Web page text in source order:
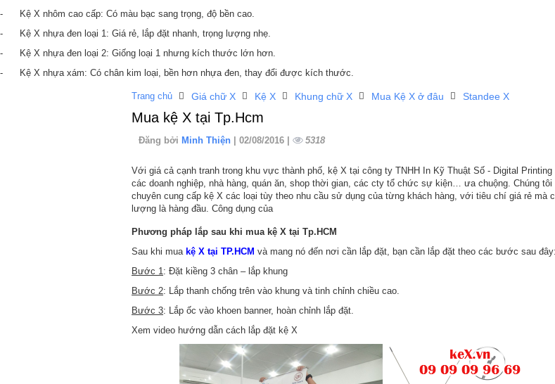
- Kệ X nhôm cao cấp: Có màu bạc sang trọng, độ bền cao.
- Kệ X nhựa đen loại 1: Giá rẻ, lắp đặt nhanh, trọng lượng nhẹ.
- Kệ X nhựa đen loại 2: Giống loại 1 nhưng kích thước lớn hơn.
- Kệ X nhựa xám: Có chân kim loại, bền hơn nhựa đen, thay đổi được kích thước.
Trang chủ Giá chữ X Kệ X Khung chữ X Mua Kệ X ở đâu Standee X
Mua kệ X tại Tp.Hcm
Đăng bởi Minh Thiện | 02/08/2016 | 5318
Với giá cả cạnh tranh trong khu vực thành phố, kệ X tại công ty TNHH In Kỹ Thuật Số - Digital
các doanh nghiệp, nhà hàng, quán ăn, shop thời gian, các cty tổ chức sự kiện… ưa chuộng. Chúng tôi
chuyên cung cấp kệ X các loại tùy theo nhu cầu sử dụng của từng khách hàng, với tiêu chí giá rẻ mà
lượng là hàng đầu. Công dụng của
Phương pháp lắp sau khi mua kệ X tại Tp.HCM
Sau khi mua kệ X tại TP.HCM và mang nó đến nơi cần lắp đặt, bạn cần lắp đặt theo các bước sau đây:
Bước 1 : Đặt kiềng 3 chân – lắp khung
Bước 2: Lắp thanh chống trên vào khung và tinh chỉnh chiều cao.
Bước 3: Lắp ốc vào khoen banner, hoàn chỉnh lắp đặt.
Xem video hướng dẫn cách lắp đặt kệ X